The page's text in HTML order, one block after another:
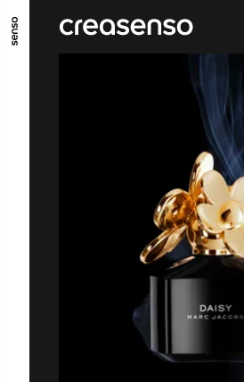
ALLER AU CONTENU PRINCIPAL